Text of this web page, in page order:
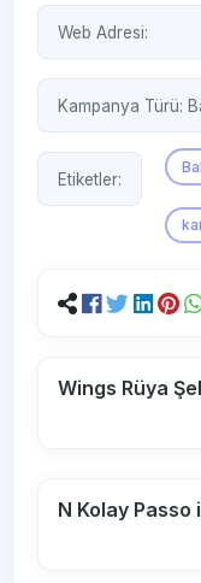
Web Adresi:
Kampanya Türü:
Etiketler:
Wings Rüya
N Kolay Passo